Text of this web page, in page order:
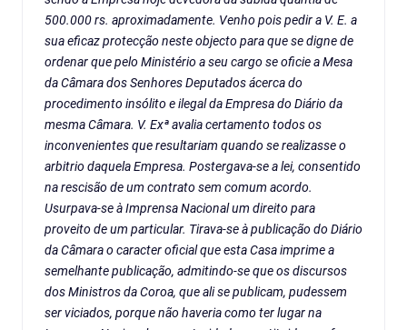
500.000 rs. aproximadamente. Venho pois pedir a V. E. a
sua eficaz protecção neste objecto para que se digne de
ordenar que pelo Ministério a seu cargo se oficie a Mesa
da Câmara dos Senhores Deputados ácerca do
procedimento insólito e ilegal da Empresa do Diário da
mesma Câmara. V. Exª avalia certamento todos os
inconvenientes que resultariam quando se realizasse o
arbitrio daquela Empresa. Postergava-se a lei, consentido
na rescisão de um contrato sem comum acordo.
Usurpava-se à Imprensa Nacional um direito para
proveito de um particular. Tirava-se à publicação do Diário
da Câmara o caracter oficial que esta Casa imprime a
semelhante publicação, admitindo-se que os discursos
dos Ministros da Coroa, que ali se publicam, pudessem
ser viciados, porque não haveria como ter lugar na